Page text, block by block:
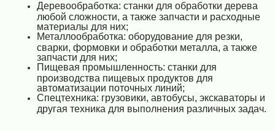
Деревообработка: станки для обработки дерева
любой сложности, а также запчасти и расходные
материалы для них;
Металлообработка: оборудование для резки,
сварки, формовки и обработки металла, а также
запчасти для них;
Пищевая промышленность: станки для
производства пищевых продуктов для
автоматизации поточных линий;
Спецтехника: грузовики, автобусы, экскаваторы и
другая техника для выполнения различных задач.